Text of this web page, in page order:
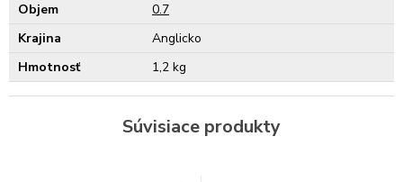
Objem
0.7
Krajina
Anglicko
Hmotnosť
1,2 kg
Súvisiace produkty